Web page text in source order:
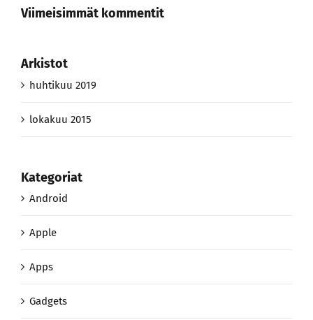
Viimeisimmät kommentit
Arkistot
huhtikuu 2019
lokakuu 2015
Kategoriat
Android
Apple
Apps
Gadgets